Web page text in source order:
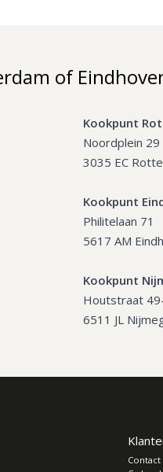
of
Kookpunt
Noordplein 29
3035 EC
Kookpunt
Philitelaan 71
5617 AM
Kookpunt
Houtstraat
6511 JL
Contact